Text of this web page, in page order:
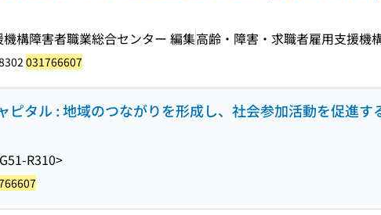
構障害者職業総合センター 編集高齢・障害・求職者雇用支援機
031766607
ピタル : 地域のつながりを形成し、社会参加活動を促進す
R310>